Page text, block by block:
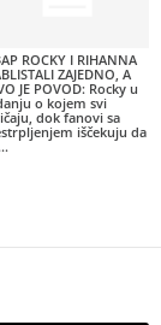
ROCKY I RIHANNA
ZAJEDNO, A
JE POVOD: Rocky u
o kojem svi
dok fanovi sa
iščekuju da